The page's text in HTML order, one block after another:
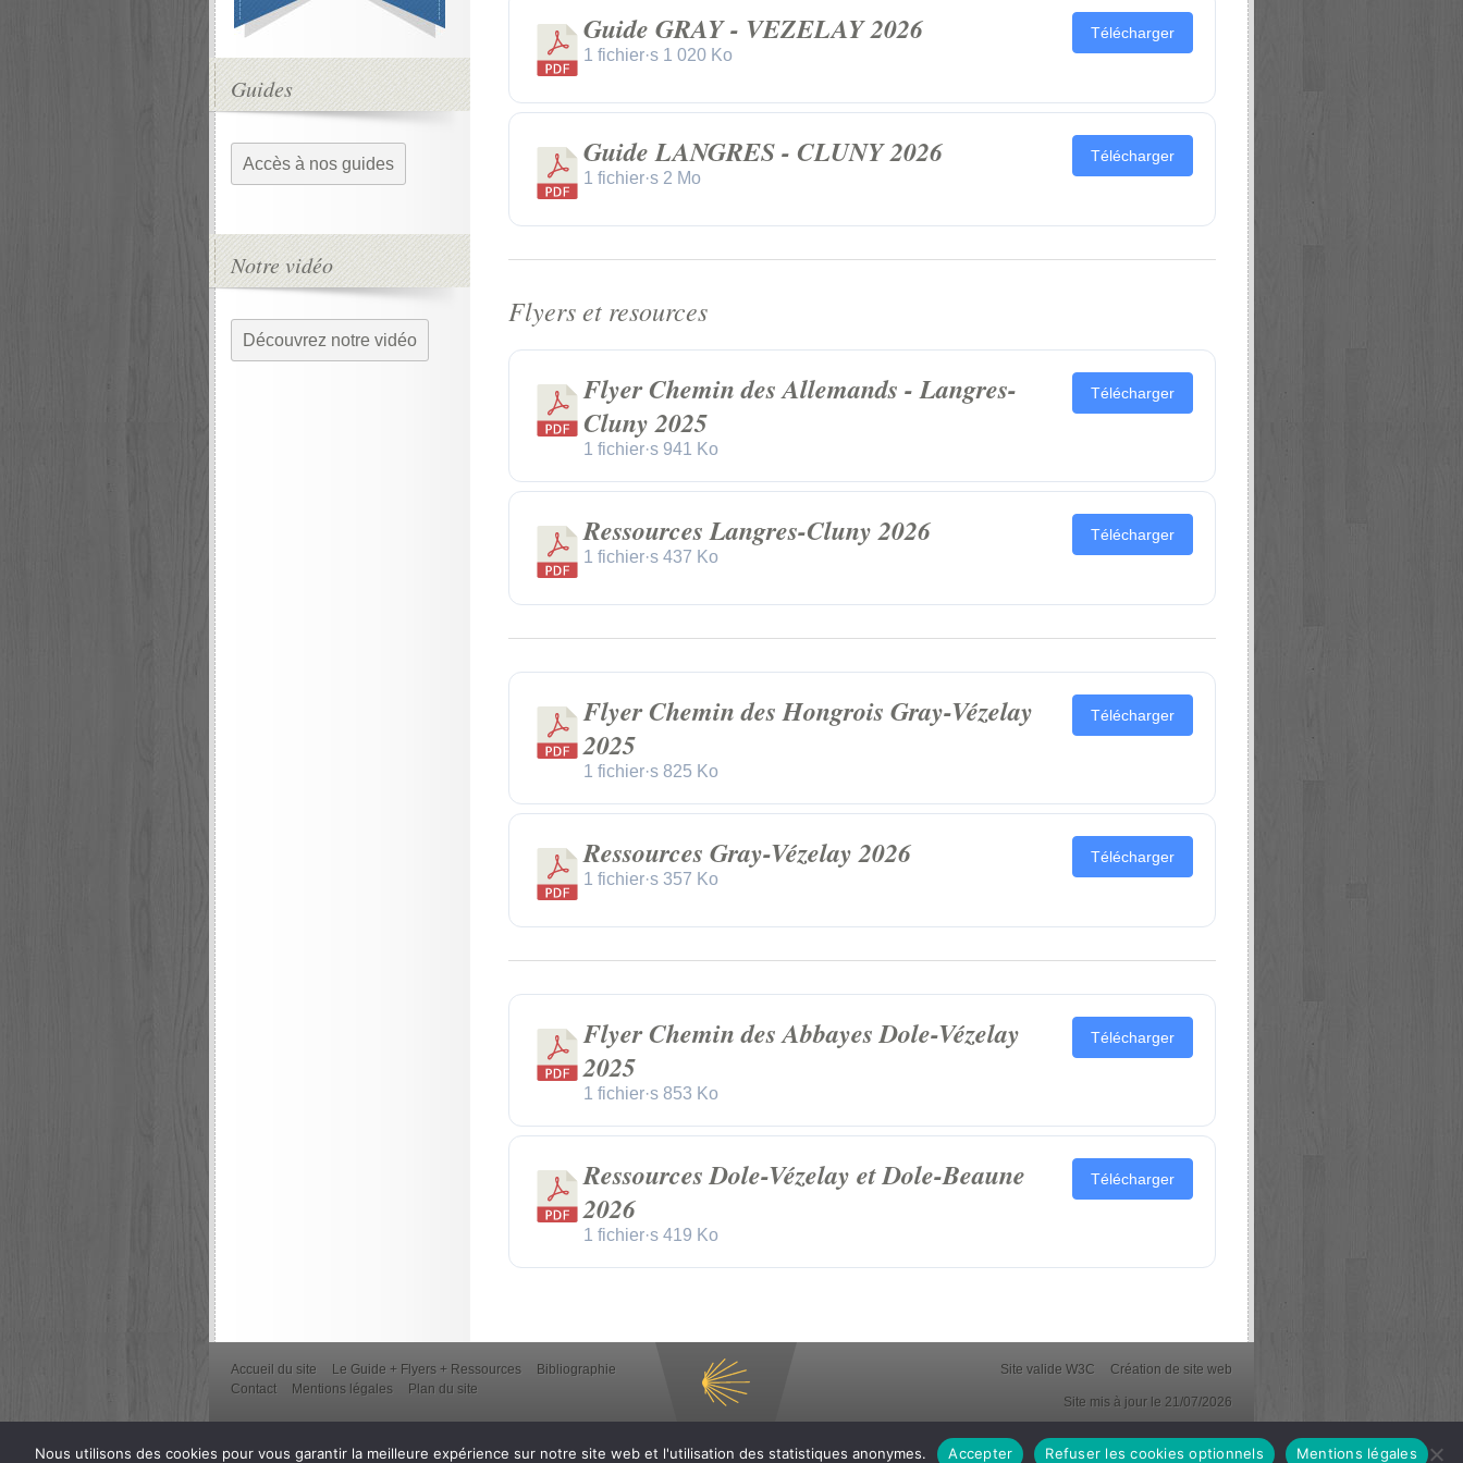
Guides
Accès à nos guides
Notre vidéo
Découvrez notre vidéo
Guide GRAY - VEZELAY 2026
1 fichier·s 1 020 Ko
Télécharger
Guide LANGRES - CLUNY 2026
1 fichier·s 2 Mo
Télécharger
Flyers et resources
Flyer Chemin des Allemands - Langres-
Cluny 2025
1 fichier·s 941 Ko
Télécharger
Ressources Langres-Cluny 2026
1 fichier·s 437 Ko
Télécharger
Flyer Chemin des Hongrois Gray-Vézelay
2025
1 fichier·s 825 Ko
Télécharger
Ressources Gray-Vézelay 2026
1 fichier·s 357 Ko
Télécharger
Flyer Chemin des Abbayes Dole-Vézelay
2025
1 fichier·s 853 Ko
Télécharger
Ressources Dole-Vézelay et Dole-Beaune
2026
1 fichier·s 419 Ko
Télécharger
Accueil du site Le Guide + Flyers + Ressources
Bibliographie
Contact
Mentions légales Plan du site
Site valide W3C Création de site web
Site mis à jour le 21/07/2026
Nous utilisons des cookies pour vous garantir la meilleure expérience sur notre site web et l'utilisation des statistiques anonymes. Accepter Refuser les cookies optionnels Mentions légales